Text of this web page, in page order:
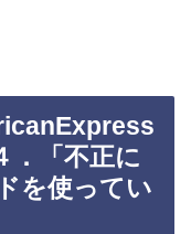
．「不正に
を使ってい